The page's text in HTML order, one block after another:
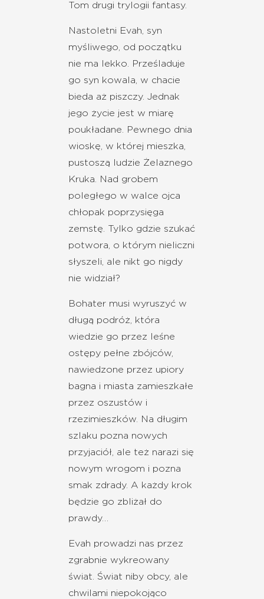
Tom drugi trylogii fantasy.
Nastoletni Evah, syn
myśliwego, od początku
nie ma lekko. Prześladuje
go syn kowala, w chacie
bieda aż piszczy. Jednak
jego życie jest w miarę
poukładane. Pewnego dnia
wioskę, w której mieszka,
pustoszą ludzie Żelaznego
Kruka. Nad grobem
poległego w walce ojca
chłopak poprzysięga
zemstę. Tylko gdzie szukać
potwora, o którym nieliczni
słyszeli, ale nikt go nigdy
nie widział?
Bohater musi wyruszyć w
długą podróż, która
wiedzie go przez leśne
ostępy pełne zbójców,
nawiedzone przez upiory
bagna i miasta zamieszkałe
przez oszustów i
rzezimieszków. Na długim
szlaku pozna nowych
przyjaciół, ale też narazi się
nowym wrogom i pozna
smak zdrady. A każdy krok
będzie go zbliżał do
prawdy…
Evah prowadzi nas przez
zgrabnie wykreowany
świat. Świat niby obcy, ale
chwilami niepokojąco